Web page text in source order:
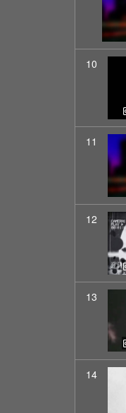
10
11
12
13
14